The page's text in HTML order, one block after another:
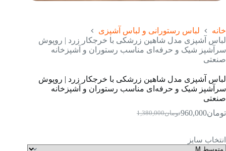
خانه
لباس رستورانی و لباس آشپزی
لباس آشپزی مدل شاهین زرشکی با خرجکار زرد | روپوش
سرآشپز شیک و حرفه‌ای مناسب رستوران و آشپزخانه
صنعتی
لباس آشپزی مدل شاهین زرشکی با خرجکار زرد | روپوش
سرآشپز شیک و حرفه‌ای مناسب رستوران و آشپزخانه
صنعتی
تومان1,380,000قیمت
بود.
تومان960,000قیمت
انتخاب سایز